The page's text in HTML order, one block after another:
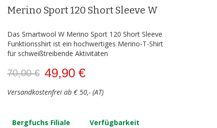
der
Merino Sport 120 Short Sleeve W
Das Smartwool W Merino Sport 120 Short Sleeve
Funktionsshirt ist ein hochwertiges Merino-T-Shirt
für schweißtreibende Aktivitäten
70,00 € 49,90 €
Versandkostenfrei ab € 50,- (AT)
Bergfuchs Filiale
Verfügbarkeit